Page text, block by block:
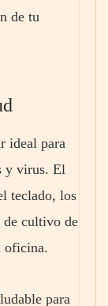
de tu
ideal para
y virus. El
teclado, los
de cultivo de
oficina.
para